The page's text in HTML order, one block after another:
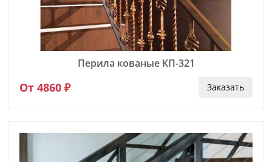
Перила кованые КП-321
От 4860 ₽ Заказать